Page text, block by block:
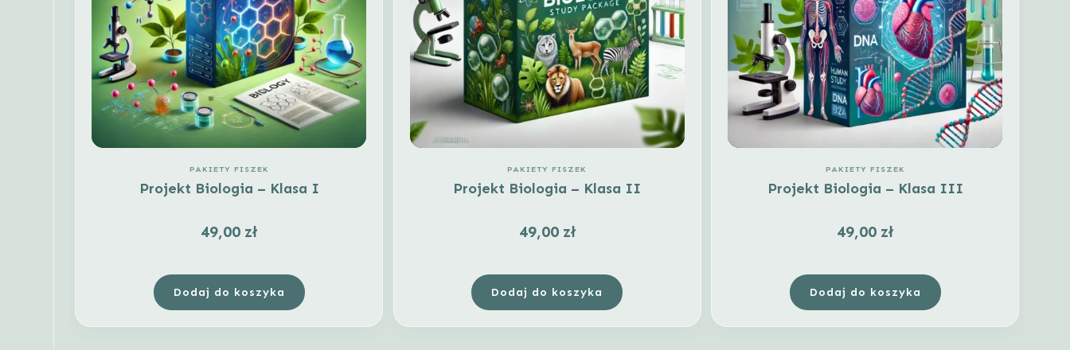
PAKIETY FISZEK
Projekt Biologia – Klasa I
zł
49,00
Dodaj do koszyka
PAKIETY FISZEK
Projekt Biologia – Klasa II
zł
49,00
Dodaj do koszyka
PAKIETY FISZEK
Projekt Biologia – Klasa III
zł
49,00
Dodaj do koszyka